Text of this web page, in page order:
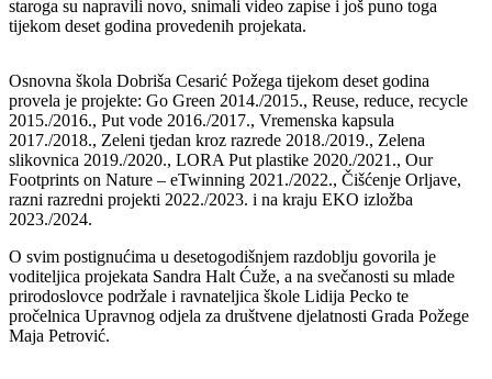
staroga su napravili novo, snimali video zapise i još puno toga
tijekom deset godina provedenih projekata.
Osnovna škola Dobriša Cesarić Požega tijekom deset godina
provela je projekte: Go Green 2014./2015., Reuse, reduce, recycle
2015./2016., Put vode 2016./2017., Vremenska kapsula
2017./2018., Zeleni tjedan kroz razrede 2018./2019., Zelena
slikovnica 2019./2020., LORA Put plastike 2020./2021., Our
Footprints on Nature – eTwinning 2021./2022., Čišćenje Orljave,
razni razredni projekti 2022./2023. i na kraju EKO izložba
2023./2024.
O svim postignućima u desetogodišnjem razdoblju govorila je
voditeljica projekata Sandra Halt Ćuže, a na svečanosti su mlade
prirodoslovce podržale i ravnateljica škole Lidija Pecko te
pročelnica Upravnog odjela za društvene djelatnosti Grada Požege
Maja Petrović.